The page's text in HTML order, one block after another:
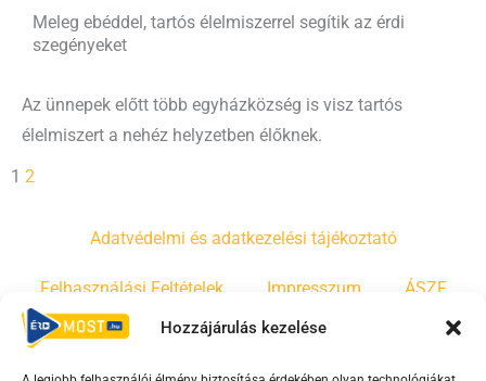
Hozzájárulás kezelése
Meleg ebéddel, tartós élelmiszerrel segítik az érdi
szegényeket
Az ünnepek előtt több egyházközség is visz tartós
élelmiszert a nehéz helyzetben élőknek.
1 2
Adatvédelmi és adatkezelési tájékoztató
Felhasználási Feltételek Impresszum ÁSZF
Irányelvek Moderálási szabályzat